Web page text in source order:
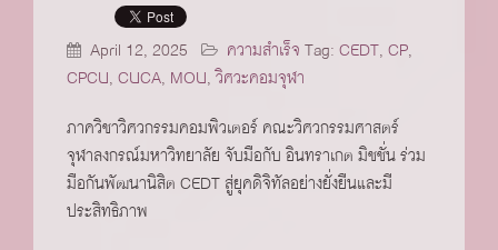
April 12, 2025 ความสำเร็จTag:CEDT,CP,
CPCU,CUCA, MOU,วิศวะคอมจุฬา
ภาควิชาวิศวกรรมคอมพิวเตอร์ คณะวิศวกรรมศาสตร์
จุฬาลงกรณ์มหาวิทยาลัย จับมือกับ อินทราเกต มิชชั่น ร่วม
มือกันพัฒนานิสิต CEDT สู่ยุคดิจิทัลอย่างยั่งยืนและมี
ประสิทธิภาพ